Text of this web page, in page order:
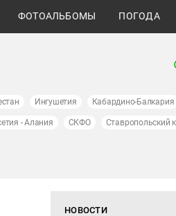
ФОТОАЛЬБОМЫ ПОГОДА
Ингушетия Кабардино-Балкария
- Алания СКФО Ставропольский
НОВОСТИ